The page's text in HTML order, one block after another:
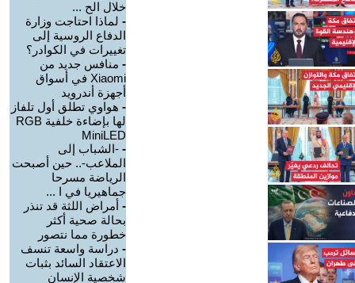
خلال الح ...
- لماذا احتاجت وزارة
الدفاع الروسية إلى
تغييرات في الكوادر؟
- منافس جديد من
Xiaomi في أسواق
أجهزة أندرويد
- هواوي تطلق أول تلفاز
لها بإضاءة خلفية RGB
MiniLED
- -الشباب إلى
الملاعب-.. حين أصبحت
الرياضة مسرحا
جماهيريا في ا ...
- أمراض اللثة قد تنذر
بحالة صحية أكثر
خطورة مما نتصور
- دراسة واسعة تنسف
الاعتقاد السائد بثبات
شخصية الإنسان